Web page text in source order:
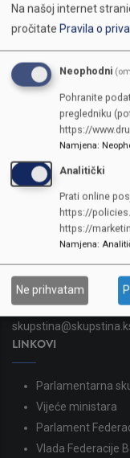
KONTAKTI
SKUPŠTINA
Adresa: Sarajevo,
387 33 562-044
387 33 562-210
LINKOVI
Parlamentarna
Vijeće ministara
Parlament
Vlada Federacije
Na našoj internet
pročitate Pravila o
Neophodni
Pohranite
pregledniku
https://
Namjena:
Analitički
Prati online
https://
https://
Namjena:
Ne prihvatam